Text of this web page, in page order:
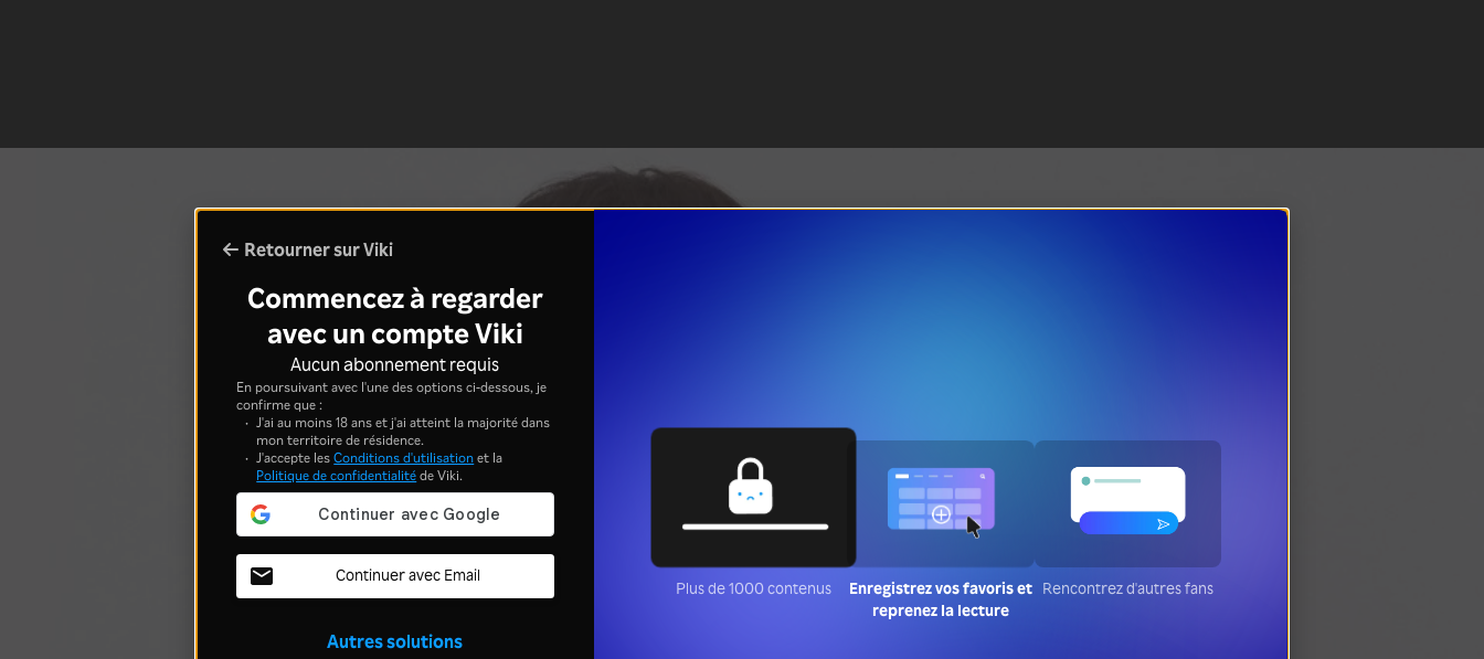
Retourner sur Viki
Commencez à regarder
avec un compte Viki
Aucun abonnement requis
En poursuivant avec l'une des options ci-dessous, je
confirme que :
J'ai au moins 18 ans et j'ai atteint la majorité dans
mon territoire de résidence.
J'accepte lesConditions d'utilisationet la
Politique de confidentialitéde Viki.
Continuer avec Email
Autres solutions
Plus de 1000 contenus
Enregistrez vos favoris et
reprenez la lecture
Rencontrez d'autres fans